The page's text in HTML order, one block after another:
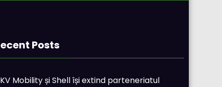
Posts
Mobility și Shell își extind parteneriatul